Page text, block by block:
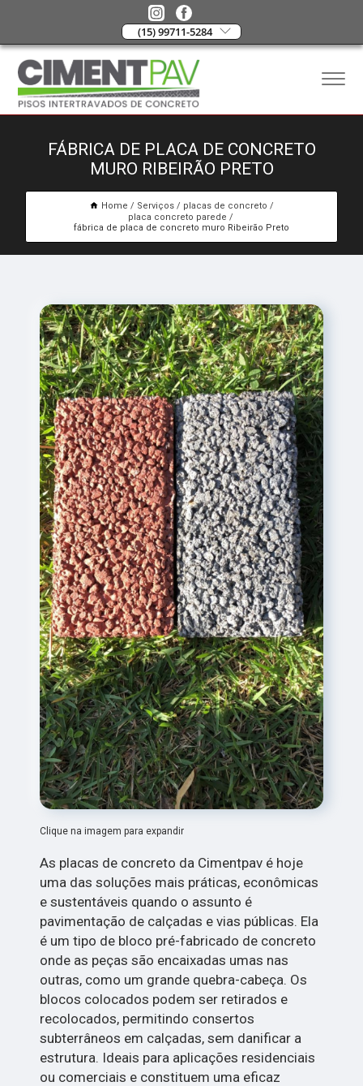
(15) 99711-5284
FÁBRICA DE PLACA DE CONCRETO
MURO RIBEIRÃO PRETO
Home Serviços
placas de concreto
placa concreto parede
fábrica de placa de concreto muro Ribeirão Preto
Clique na imagem para expandir
As placas de concreto da Cimentpav é hoje
uma das soluções mais práticas, econômicas
e sustentáveis quando o assunto é
pavimentação de calçadas e vias públicas. Ela
é um tipo de bloco pré-fabricado de concreto
onde as peças são encaixadas umas nas
outras, como um grande quebra-cabeça. Os
blocos colocados podem ser retirados e
recolocados, permitindo consertos
subterrâneos em calçadas, sem danificar a
estrutura. Ideais para aplicações residenciais
ou comerciais e constituem uma eficaz